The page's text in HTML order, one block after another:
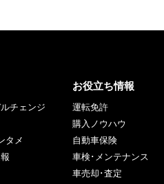
チェンジ
タメ
お役立ち情報
運転免許
購入ノウハウ
自動車保険
車検･メンテナンス
車売却･査定